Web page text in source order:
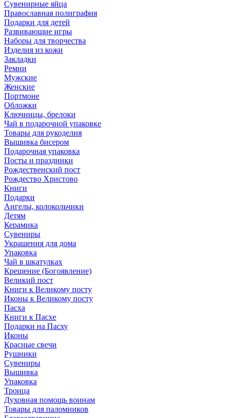
Сувенирные яйца
Православная полиграфия
Подарки для детей
Развивающие игры
Наборы для творчества
Изделия из кожи
Закладки
Ремни
Мужские
Женские
Портмоне
Обложки
Ключницы, брелоки
Чай в подарочной упаковке
Товары для рукоделия
Вышивка бисером
Подарочная упаковка
Посты и праздники
Рождественский пост
Рождество Христово
Книги
Подарки
Ангелы, колокольчики
Детям
Керамика
Сувениры
Украшения для дома
Упаковка
Чай в шкатулках
Крещение (Богоявление)
Великий пост
Книги к Великому посту
Иконы к Великому посту
Пасха
Книги к Пасхе
Подарки на Пасху
Иконы
Красные свечи
Рушники
Сувениры
Вышивка
Упаковка
Троица
Духовная помощь воинам
Товары для паломников